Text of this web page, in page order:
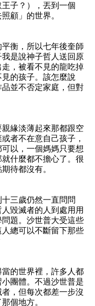
子？），丟到一個
顧」的世界。
衡，所以七年後奎師
是說神子哲人送回原
，被看不見的龍吃掉
的孩子。該怎麼說
並不否定家庭，但對
緣淡薄起來那都跟空
者不在意自己孩子，
以，一個媽媽只要想
什麼都不擔心了。很
待都沒有。
三歲仍然一直問問
毀滅者的人到處用用
題。沙世普大受這些
總可以不斷留下那些
的世界裡，許多人都
團體。不過沙世普是
，但每次都差一步沒
個地方。